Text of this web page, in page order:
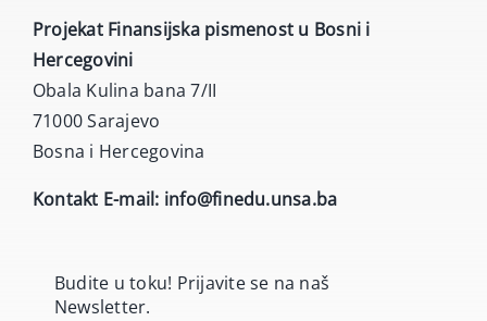
Projekat Finansijska pismenost u Bosni i
Hercegovini
Obala Kulina bana 7/II
71000 Sarajevo
Bosna i Hercegovina
Kontakt E-mail: info@finedu.unsa.ba
Budite u toku! Prijavite se na naš
Newsletter.